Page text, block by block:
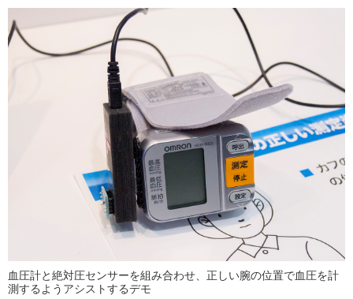
血圧計と絶対圧センサーを組み合わせ、正しい腕の位置で血圧を計
測するようアシストするデモ